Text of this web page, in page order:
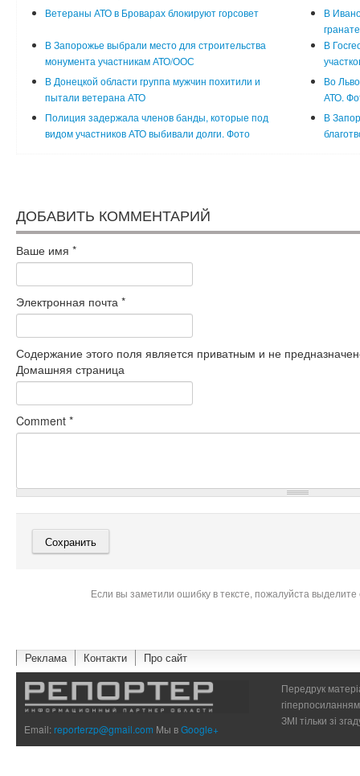
Ветераны АТО в Броварах блокируют горсовет
В
В Запорожье выбрали место для строительства
монумента участникам АТО/ООС
В
В Донецкой области группа мужчин похитили и
пытали ветерана АТО
Во
АТО.
Полиция задержала членов банды, которые под
видом участников АТО выбивали долги. Фото
В
ДОБАВИТЬ КОММЕНТАРИЙ
Ваше имя *
Электронная почта *
Содержание этого поля является приватным и не
Домашняя страница
Comment *
Если вы заметили ошибку в тексте, пожалуйста
Реклама Контакти Про сайт
Email:reporterzp@gmail.com Мы вGoogle+
Передрук
ЗМІ тільки зі